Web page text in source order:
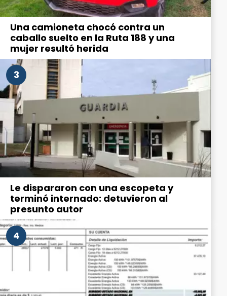
Una camioneta chocó contra un
caballo suelto en la Ruta 188 y una
mujer resultó herida
3
Le dispararon con una escopeta y
terminó internado: detuvieron al
presunto autor
4